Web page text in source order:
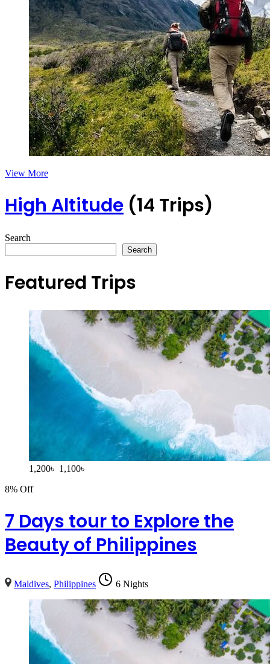
View More
High Altitude (14 Trips)
Search
Search
Featured Trips
1,200৳ 1,100৳
8% Off
7 Days tour to Explore the
Beauty of Philippines
Maldives,Philippines 6 Nights